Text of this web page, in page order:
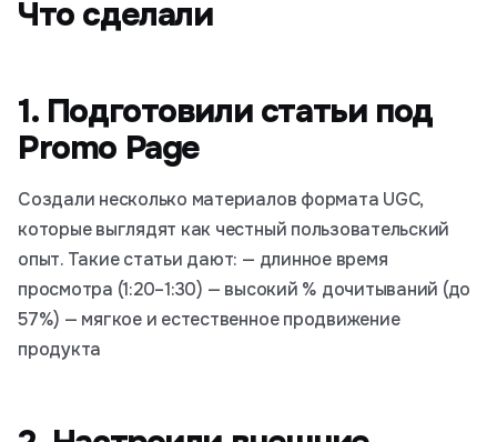
Что сделали
1. Подготовили статьи под
Promo Page
Создали несколько материалов формата UGC,
которые выглядят как честный пользовательский
опыт. Такие статьи дают: — длинное время
просмотра (1:20–1:30) — высокий % дочитываний (до
57%) — мягкое и естественное продвижение
продукта